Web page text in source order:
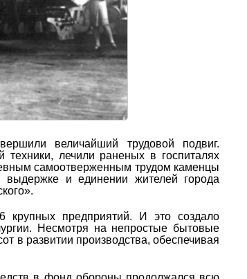
величайший трудовой подвиг.
лечили раненых в госпиталях
самоотверженным трудом каменцы
и единении жителей города
предприятий. И это создало
Несмотря на непростые бытовые
в развитии производства, обеспечивая